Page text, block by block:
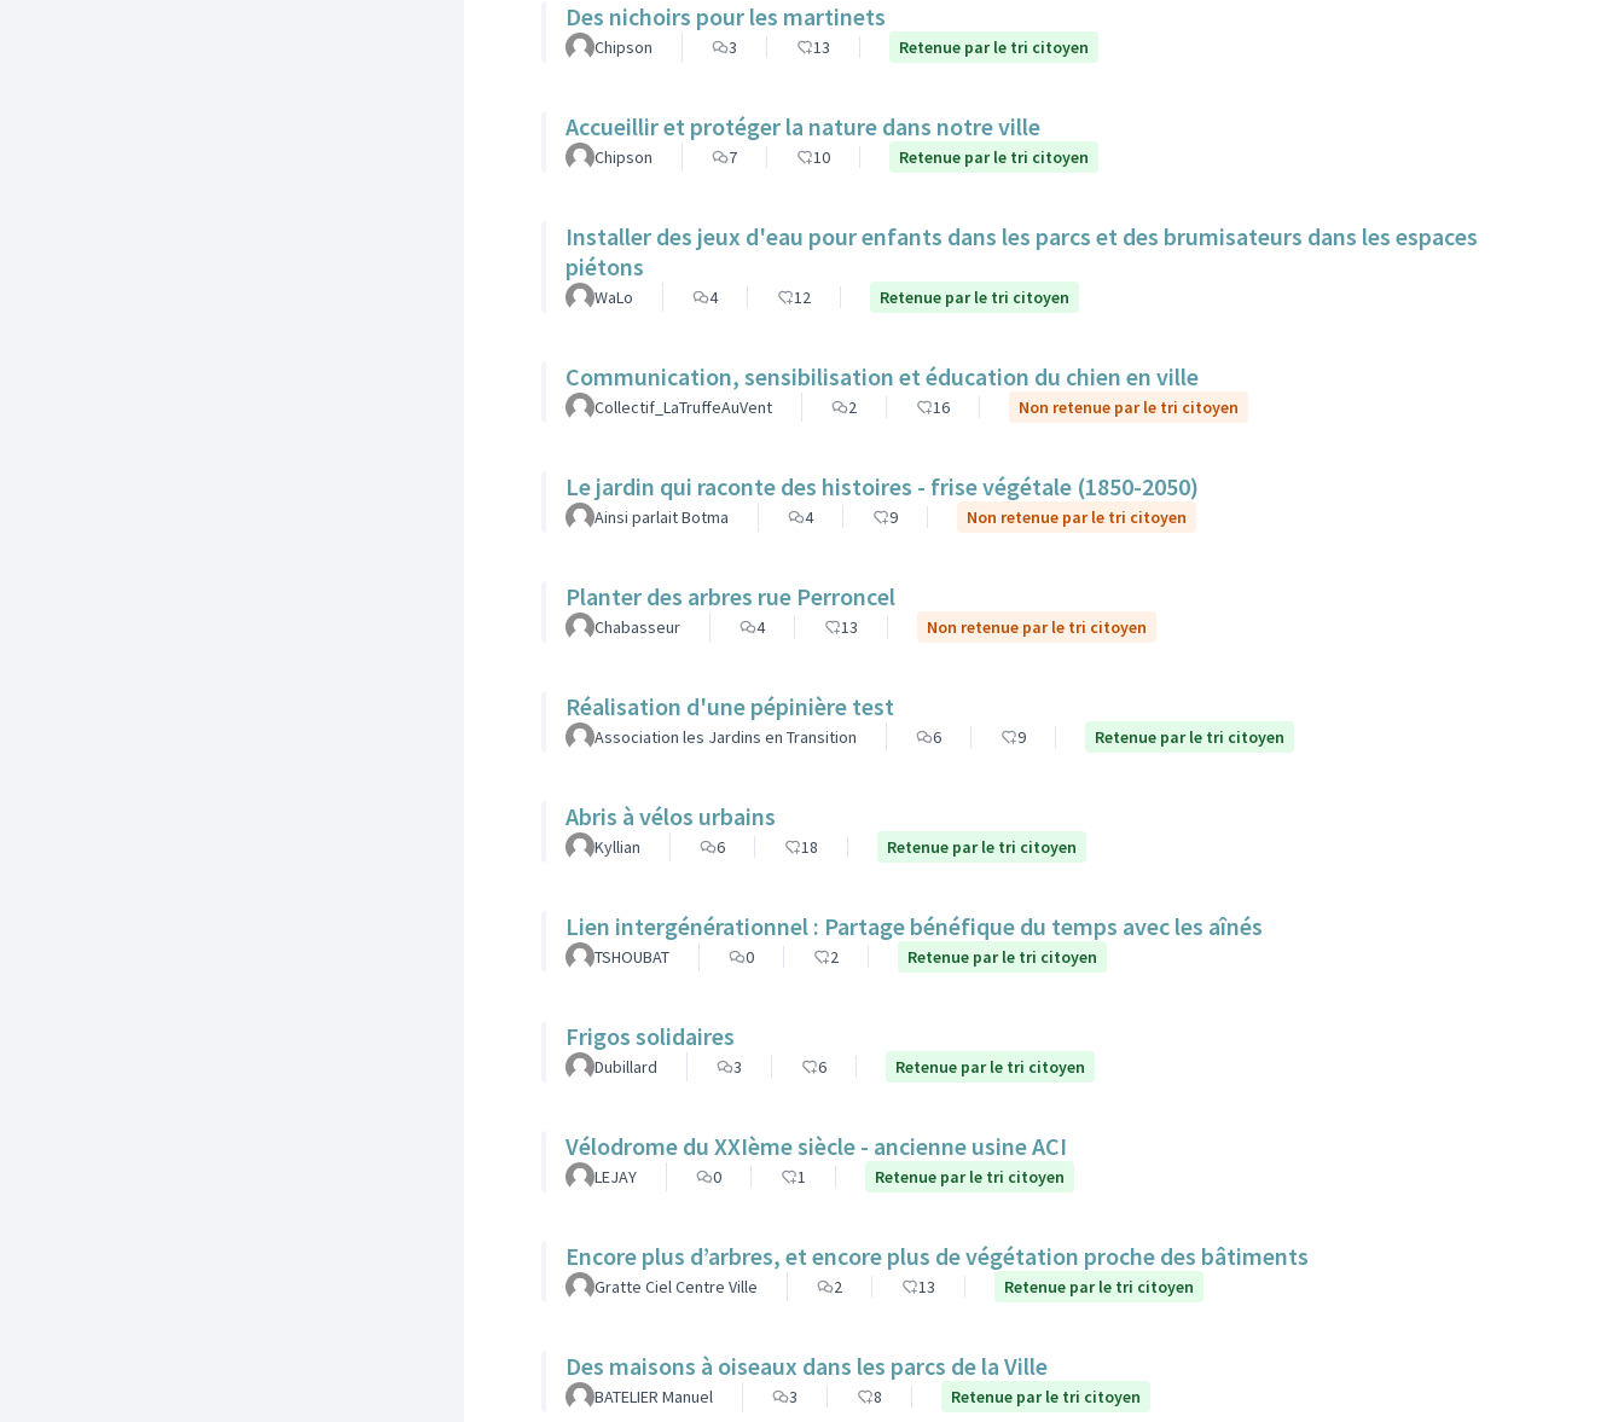
Des nichoirs pour les martinets
Chipson 3 13 Retenue par le tri citoyen
Accueillir et protéger la nature dans notre ville
Chipson 7 10 Retenue par le tri citoyen
Installer des jeux d'eau pour enfants dans les parcs et des brumisateurs dans les espaces
piétons
WaLo 4 12 Retenue par le tri citoyen
Communication, sensibilisation et éducation du chien en ville
Collectif_LaTruffeAuVent 2 16 Non retenue par le tri citoyen
Le jardin qui raconte des histoires - frise végétale (1850-2050)
Ainsi parlait Botma 4 9 Non retenue par le tri citoyen
Planter des arbres rue Perroncel
Chabasseur 4 13 Non retenue par le tri citoyen
Réalisation d'une pépinière test
Association les Jardins en Transition 6 9 Retenue par le tri citoyen
Abris à vélos urbains
Kyllian 6 18 Retenue par le tri citoyen
Lien intergénérationnel : Partage bénéfique du temps avec les aînés
TSHOUBAT 0 2 Retenue par le tri citoyen
Frigos solidaires
Dubillard 3 6 Retenue par le tri citoyen
Vélodrome du XXIème siècle - ancienne usine ACI
LEJAY 0 1 Retenue par le tri citoyen
Encore plus d’arbres, et encore plus de végétation proche des bâtiments
Gratte Ciel Centre Ville 2 13 Retenue par le tri citoyen
Des maisons à oiseaux dans les parcs de la Ville
BATELIER Manuel 3 8 Retenue par le tri citoyen